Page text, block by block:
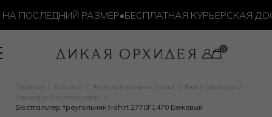
РАЗМЕР•БЕСПЛАТНАЯ КУРЬЕРСКАЯ
Главная Каталог Женское нижнее бельё
Бюстгальтеры
Бежевые бюстгальтеры
Бюстгальтер треугольник t-shirt 2770F1470 Бежевый